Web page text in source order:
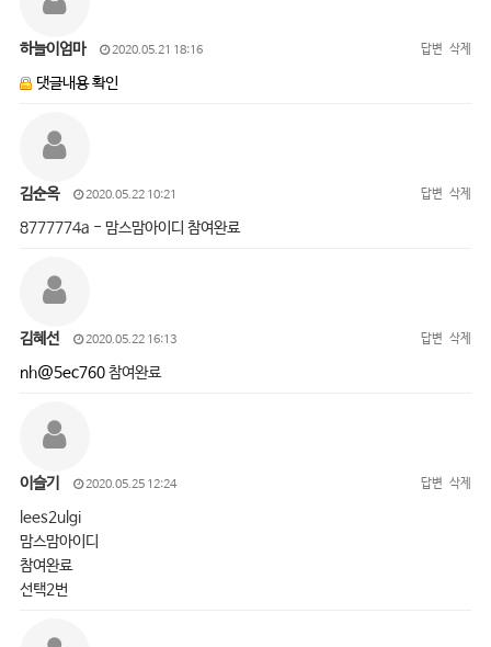
하늘이엄마 2020.05.21 18:16 답변 삭제
댓글내용 확인
김순옥 2020.05.22 10:21 답변 삭제
8777774a - 맘스맘아이디 참여완료
김혜선 2020.05.22 16:13 답변 삭제
nh@5ec760참여완료
이슬기 2020.05.25 12:24 답변 삭제
lees2ulgi
맘스맘아이디
참여완료
선택2번